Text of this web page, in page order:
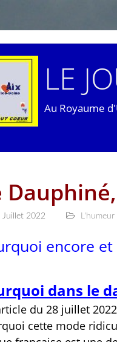
LE
Au Royaume
Juillet 2022
encore
dans le
du 28 juillet
cette mode